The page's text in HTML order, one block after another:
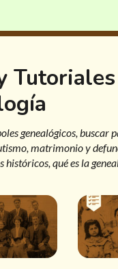
genealógicos, buscar
matrimonio y
históricos, qué es la